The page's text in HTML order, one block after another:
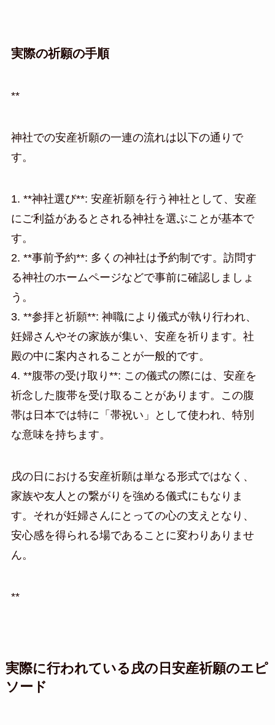
実際の祈願の手順
**
神社での安産祈願の一連の流れは以下の通りで
す。
1. **神社選び**: 安産祈願を行う神社として、安産
にご利益があるとされる神社を選ぶことが基本で
す。
2. **事前予約**: 多くの神社は予約制です。訪問す
る神社のホームページなどで事前に確認しましょ
う。
3. **参拝と祈願**: 神職により儀式が執り行われ、
妊婦さんやその家族が集い、安産を祈ります。社
殿の中に案内されることが一般的です。
4. **腹帯の受け取り**: この儀式の際には、安産を
祈念した腹帯を受け取ることがあります。この腹
帯は日本では特に「帯祝い」として使われ、特別
な意味を持ちます。
戌の日における安産祈願は単なる形式ではなく、
家族や友人との繋がりを強める儀式にもなりま
す。それが妊婦さんにとっての心の支えとなり、
安心感を得られる場であることに変わりありませ
ん。
**
実際に行われている戌の日安産祈願のエピ
ソード